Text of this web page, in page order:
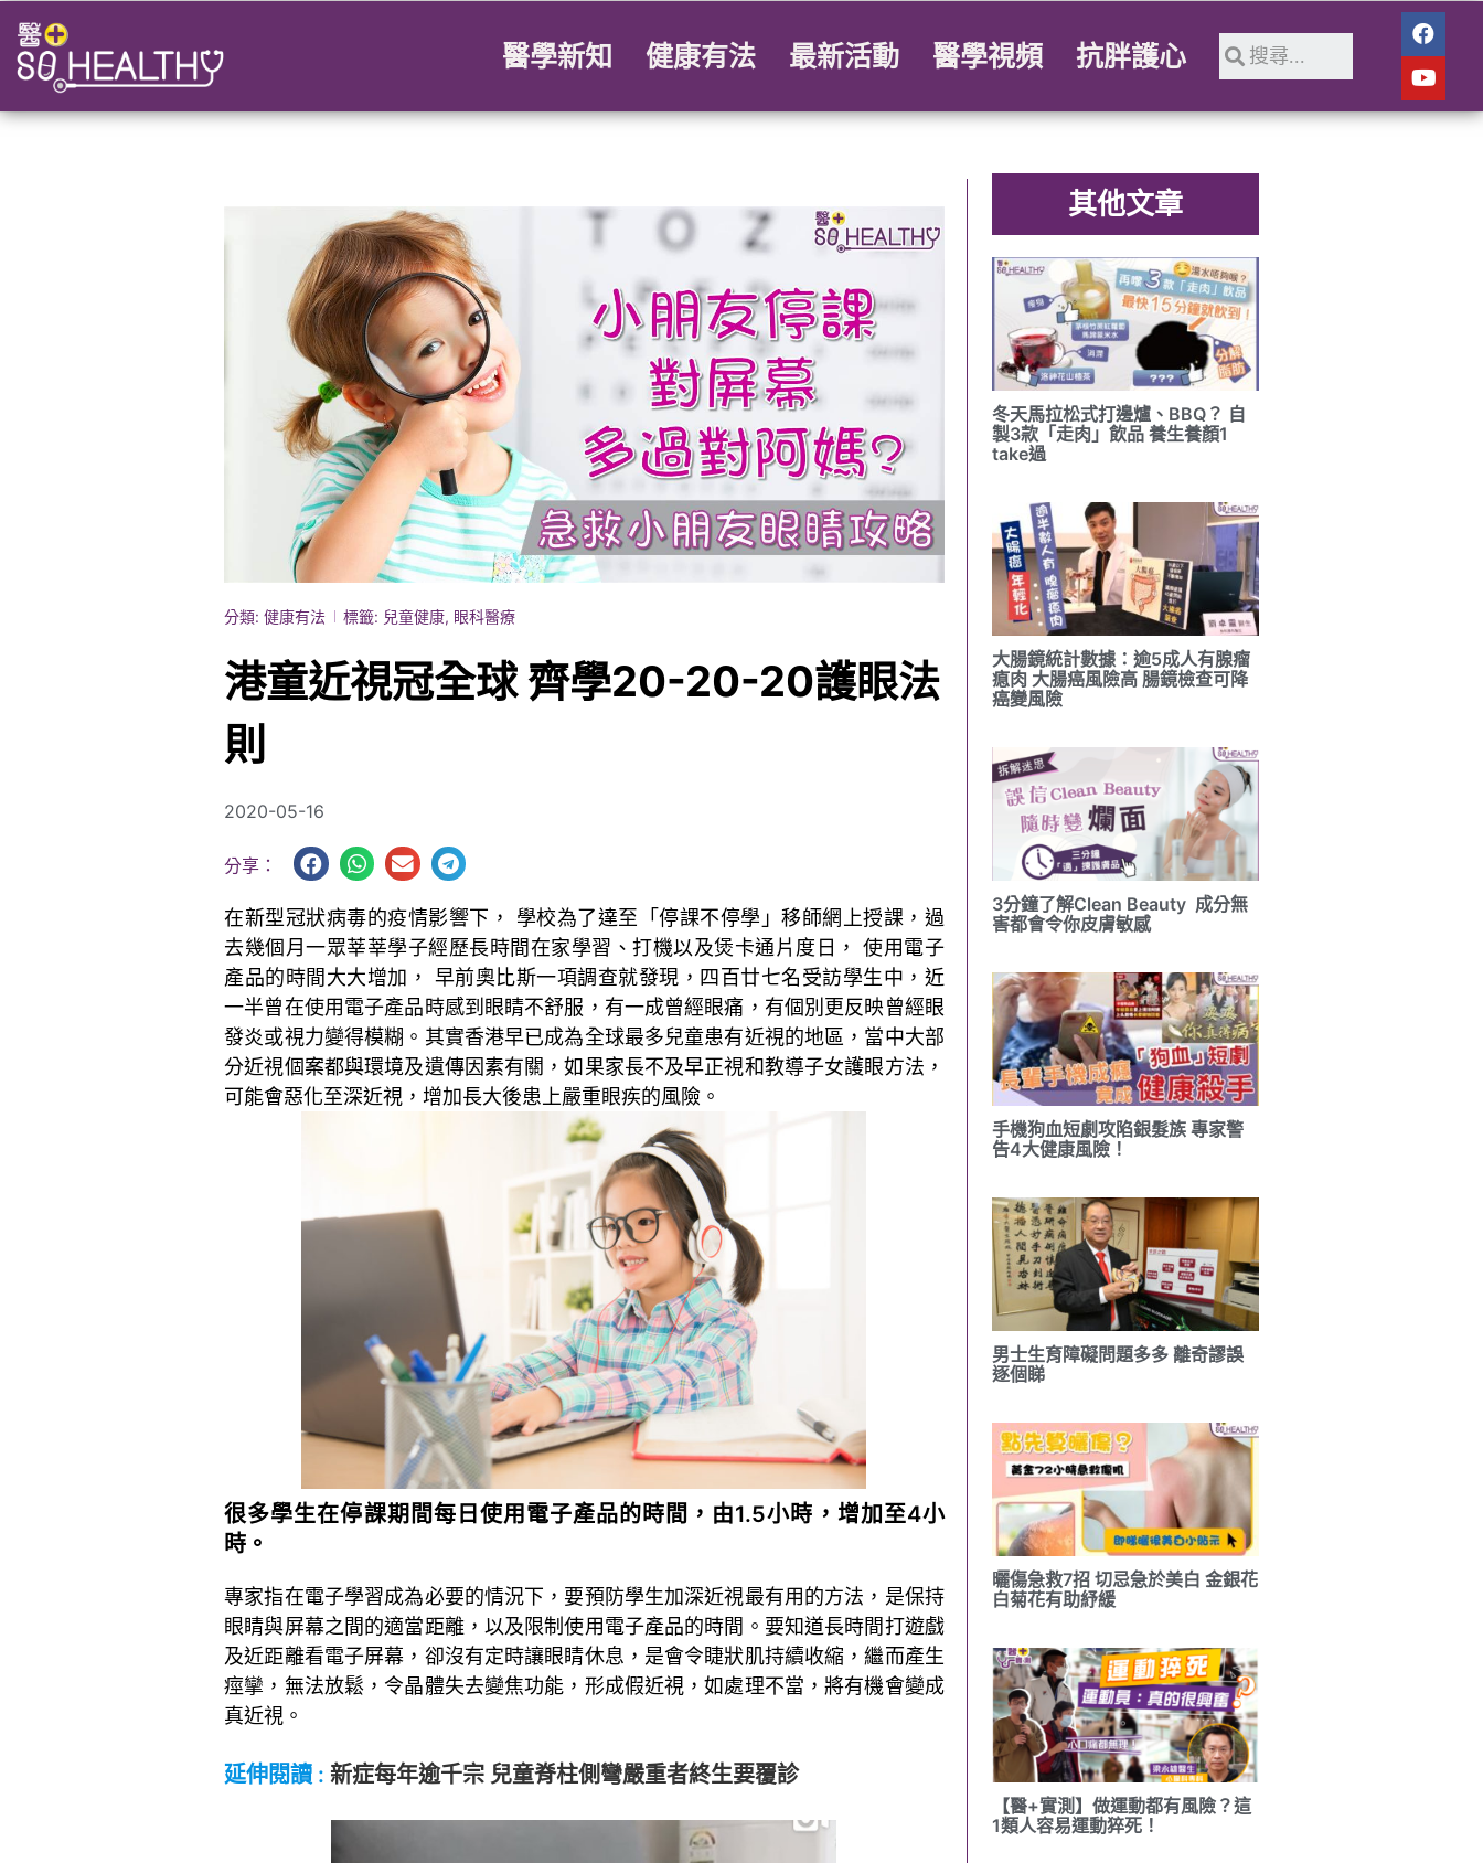
醫學新知 健康有法 最新活動 醫學視頻 抗胖護心
分類: 健康有法 標籤: 兒童健康, 眼科醫療
港童近視冠全球 齊學20-20-20護眼法
則
2020-05-16
分享：
在新型冠狀病毒的疫情影響下， 學校為了達至「停課不停學」移師網上授課，過
去幾個月一眾莘莘學子經歷長時間在家學習、打機以及煲卡通片度日， 使用電子
產品的時間大大增加， 早前奧比斯一項調查就發現，四百廿七名受訪學生中，近
一半曾在使用電子產品時感到眼睛不舒服，有一成曾經眼痛，有個別更反映曾經眼
發炎或視力變得模糊。其實香港早已成為全球最多兒童患有近視的地區，當中大部
分近視個案都與環境及遺傳因素有關，如果家長不及早正視和教導子女護眼方法，
可能會惡化至深近視，增加長大後患上嚴重眼疾的風險。
很多學生在停課期間每日使用電子產品的時間，由1.5小時，增加至4小
時。
專家指在電子學習成為必要的情況下，要預防學生加深近視最有用的方法，是保持
眼睛與屏幕之間的適當距離，以及限制使用電子產品的時間。要知道長時間打遊戲
及近距離看電子屏幕，卻沒有定時讓眼睛休息，是會令睫狀肌持續收縮，繼而產生
痙攣，無法放鬆，令晶體失去變焦功能，形成假近視，如處理不當，將有機會變成
真近視。
延伸閱讀 : 新症每年逾千宗 兒童脊柱側彎嚴重者終生要覆診
其他文章
冬天馬拉松式打邊爐、BBQ？ 自
製3款「走肉」飲品 養生養顏1
take過
大腸鏡統計數據：逾5成人有腺瘤
瘜肉 大腸癌風險高 腸鏡檢查可降
癌變風險
3分鐘了解Clean Beauty 成分無
害都會令你皮膚敏感
手機狗血短劇攻陷銀髮族 專家警
告4大健康風險！
男士生育障礙問題多多 離奇謬誤
逐個睇
曬傷急救7招 切忌急於美白 金銀花
白菊花有助紓緩
【醫+實測】做運動都有風險？這
1類人容易運動猝死！